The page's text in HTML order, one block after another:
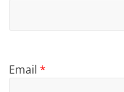
Email*